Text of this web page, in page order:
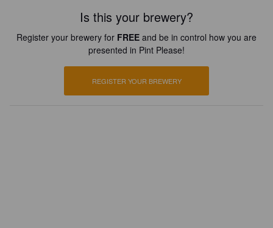
Is this your brewery?
Register your brewery for FREE and be in control how you are
presented in Pint Please!
REGISTER YOUR BREWERY